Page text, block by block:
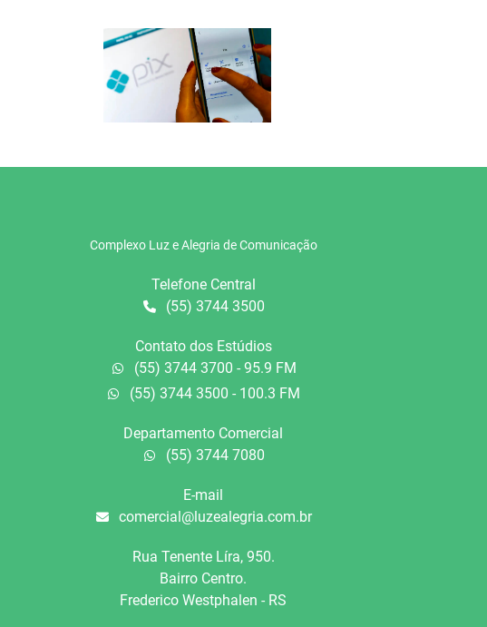
Complexo Luz e Alegria de Comunicação
Telefone Central
(55) 3744 3500
Contato dos Estúdios
(55) 3744 3700 - 95.9 FM
(55) 3744 3500 - 100.3 FM
Departamento Comercial
(55) 3744 7080
E-mail
comercial@luzealegria.com.br
Rua Tenente Líra, 950.
Bairro Centro.
Frederico Westphalen - RS